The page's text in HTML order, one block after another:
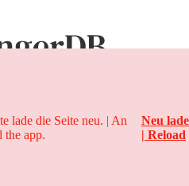
lade die Seite neu. | An
the app.
Neu
| Reload